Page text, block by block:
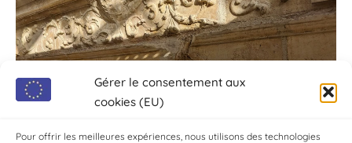
Gérer le consentement aux
cookies (EU)
Pour offrir les meilleures expériences, nous utilisons des technologies